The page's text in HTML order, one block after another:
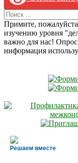
Search
for:
Примите,
изучению уровня
важно для нас!
информация
Решаем вместе